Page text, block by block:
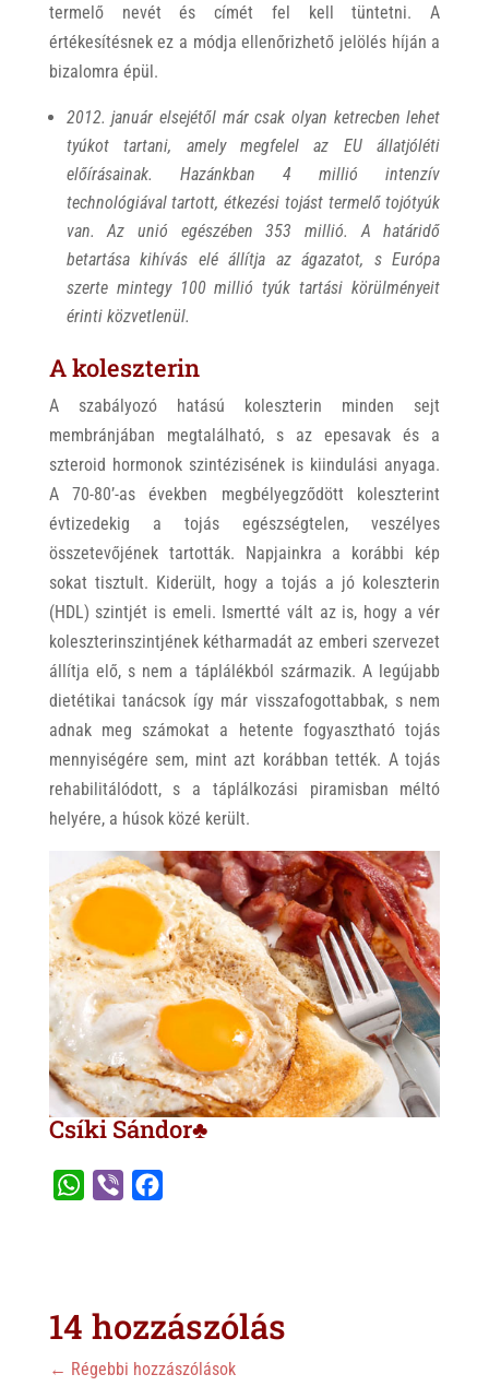
termelő nevét és címét fel kell tüntetni. A
értékesítésnek ez a módja ellenőrizhető jelölés híján a
bizalomra épül.
2012. január elsejétől már csak olyan ketrecben lehet
tyúkot tartani, amely megfelel az EU állatjóléti
előírásainak. Hazánkban 4 millió intenzív
technológiával tartott, étkezési tojást termelő tojótyúk
van. Az unió egészében 353 millió. A határidő
betartása kihívás elé állítja az ágazatot, s Európa
szerte mintegy 100 millió tyúk tartási körülményeit
érinti közvetlenül.
A koleszterin
A szabályozó hatású koleszterin minden sejt
membránjában megtalálható, s az epesavak és a
szteroid hormonok szintézisének is kiindulási anyaga.
A 70-80’-as években megbélyegződött koleszterint
évtizedekig a tojás egészségtelen, veszélyes
összetevőjének tartották. Napjainkra a korábbi kép
sokat tisztult. Kiderült, hogy a tojás a jó koleszterin
(HDL) szintjét is emeli. Ismertté vált az is, hogy a vér
koleszterinszintjének kétharmadát az emberi szervezet
állítja elő, s nem a táplálékból származik. A legújabb
dietétikai tanácsok így már visszafogottabbak, s nem
adnak meg számokat a hetente fogyasztható tojás
mennyiségére sem, mint azt korábban tették. A tojás
rehabilitálódott, s a táplálkozási piramisban méltó
helyére, a húsok közé került.
Csíki Sándor♣
A
p
o
o
14 hozzászólás
← Régebbi hozzászólások